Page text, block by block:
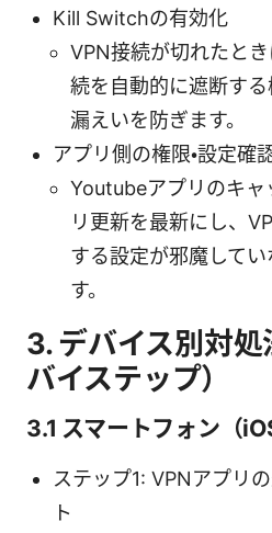
Kill Switchの有効化
VPN接続が切れたと
続を自動的に遮断す
漏えいを防ぎます。
アプリ側の権限・設定確
Youtubeアプリのキャ
リ更新を最新にし、
する設定が邪魔して
す。
3. デバイス別対
バイステップ）
3.1 スマートフォン（
ステップ1: VPNアプリ
ト